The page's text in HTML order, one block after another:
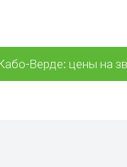
Верде: цены на